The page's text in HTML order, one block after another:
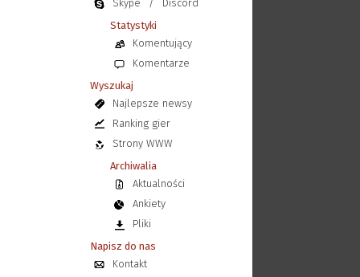
Skype
/
Discord
Statystyki
Komentujący
Komentarze
Wyszukaj
Najlepsze newsy
Ranking gier
Strony WWW
Archiwalia
Aktualności
Ankiety
Pliki
Napisz do nas
Kontakt